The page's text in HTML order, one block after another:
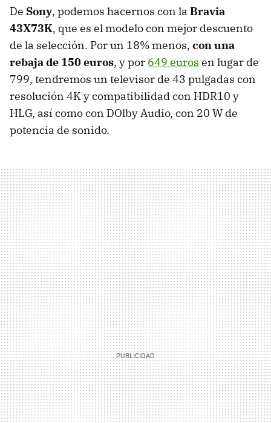
De Sony, podemos hacernos con la Bravia
43X73K, que es el modelo con mejor descuento
de la selección. Por un 18% menos, con una
rebaja de 150 euros, y por 649 euros en lugar de
799, tendremos un televisor de 43 pulgadas con
resolución 4K y compatibilidad con HDR10 y
HLG, así como con DOlby Audio, con 20 W de
potencia de sonido.